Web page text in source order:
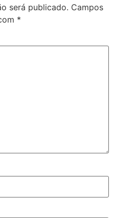
será publicado. Campos
*